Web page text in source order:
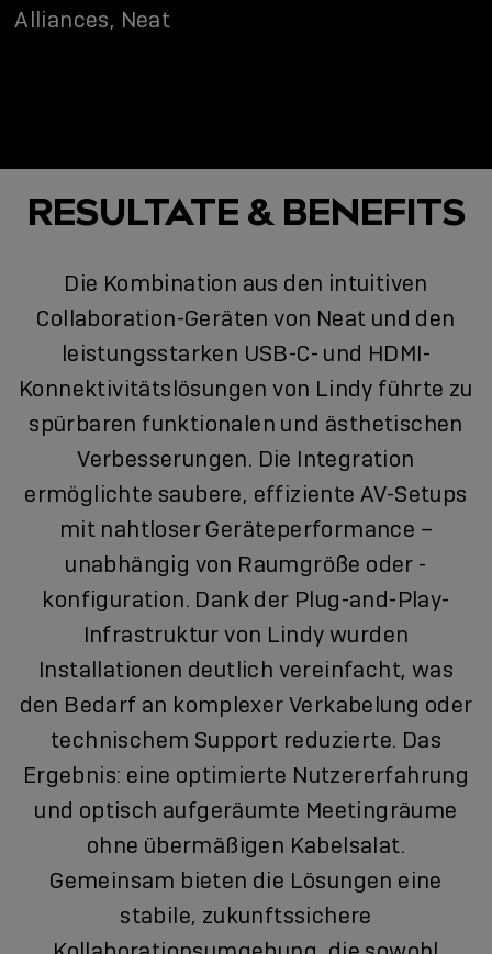
Alliances, Neat
RESULTATE & BENEFITS
Die Kombination aus den intuitiven
Collaboration-Geräten von Neat und den
leistungsstarken USB-C- und HDMI-
Konnektivitätslösungen von Lindy führte zu
spürbaren funktionalen und ästhetischen
Verbesserungen. Die Integration
ermöglichte saubere, effiziente AV-Setups
mit nahtloser Geräteperformance –
unabhängig von Raumgröße oder -
konfiguration. Dank der Plug-and-Play-
Infrastruktur von Lindy wurden
Installationen deutlich vereinfacht, was
den Bedarf an komplexer Verkabelung oder
technischem Support reduzierte. Das
Ergebnis: eine optimierte Nutzererfahrung
und optisch aufgeräumte Meetingräume
ohne übermäßigen Kabelsalat.
Gemeinsam bieten die Lösungen eine
stabile, zukunftssichere